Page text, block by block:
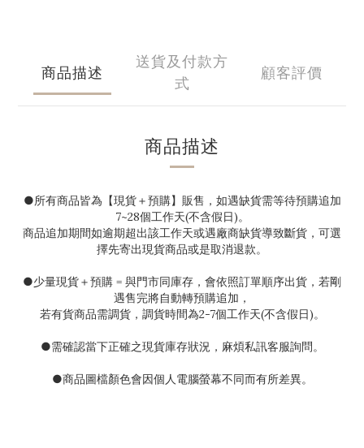
商品描述
送貨及付款方
式
顧客評價
商品描述
●所有商品皆為【現貨＋預購】販售，如遇缺貨需等待預購追加
7~28個工作天(不含假日)。
商品追加期間如逾期超出該工作天或遇廠商缺貨導致斷貨，可選
擇先寄出現貨商品或是取消退款。
●少量現貨＋預購 = 與門市同庫存，會依照訂單順序出貨，若剛
遇售完將自動轉預購追加，
若有貨商品需調貨，調貨時間為2-7個工作天(不含假日)。
●需確認當下正確之現貨庫存狀況，麻煩私訊客服詢問。
●商品圖檔顏色會因個人電腦螢幕不同而有所差異。